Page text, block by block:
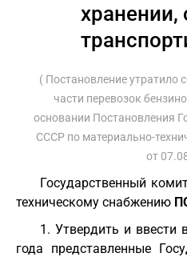
хранении,
( Постановление утратило
части перевозок
основании Постановления
СССР по материально-
от
Государственный
техническому снабжению
1. Утвердить и ввести
года представленные